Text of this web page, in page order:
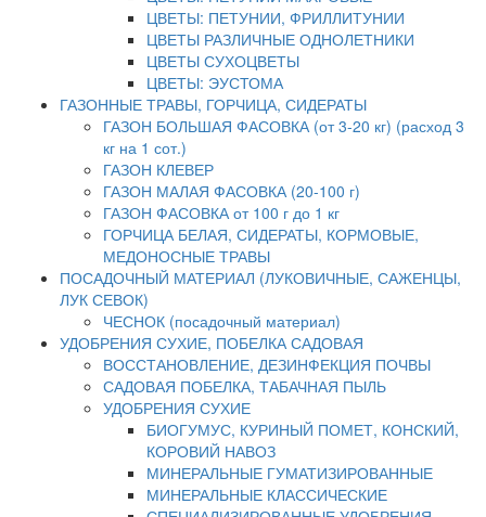
ЦВЕТЫ: ПЕТУНИИ, ФРИЛЛИТУНИИ
ЦВЕТЫ РАЗЛИЧНЫЕ ОДНОЛЕТНИКИ
ЦВЕТЫ СУХОЦВЕТЫ
ЦВЕТЫ: ЭУСТОМА
ГАЗОННЫЕ ТРАВЫ, ГОРЧИЦА, СИДЕРАТЫ
ГАЗОН БОЛЬШАЯ ФАСОВКА (от 3-20 кг) (расход 3
кг на 1 сот.)
ГАЗОН КЛЕВЕР
ГАЗОН МАЛАЯ ФАСОВКА (20-100 г)
ГАЗОН ФАСОВКА от 100 г до 1 кг
ГОРЧИЦА БЕЛАЯ, СИДЕРАТЫ, КОРМОВЫЕ,
МЕДОНОСНЫЕ ТРАВЫ
ПОСАДОЧНЫЙ МАТЕРИАЛ (ЛУКОВИЧНЫЕ, САЖЕНЦЫ,
ЛУК СЕВОК)
ЧЕСНОК (посадочный материал)
УДОБРЕНИЯ СУХИЕ, ПОБЕЛКА САДОВАЯ
ВОССТАНОВЛЕНИЕ, ДЕЗИНФЕКЦИЯ ПОЧВЫ
САДОВАЯ ПОБЕЛКА, ТАБАЧНАЯ ПЫЛЬ
УДОБРЕНИЯ СУХИЕ
БИОГУМУС, КУРИНЫЙ ПОМЕТ, КОНСКИЙ,
КОРОВИЙ НАВОЗ
МИНЕРАЛЬНЫЕ ГУМАТИЗИРОВАННЫЕ
МИНЕРАЛЬНЫЕ КЛАССИЧЕСКИЕ